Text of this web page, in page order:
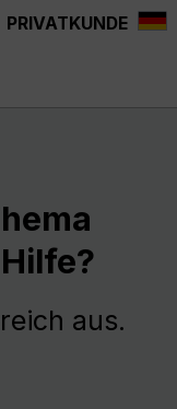
PRIVATKUNDE
aus.